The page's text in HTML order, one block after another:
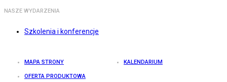
NASZE WYDARZENIA
Szkolenia i konferencje
MAPA STRONY KALENDARIUM
OFERTA PRODUKTOWA